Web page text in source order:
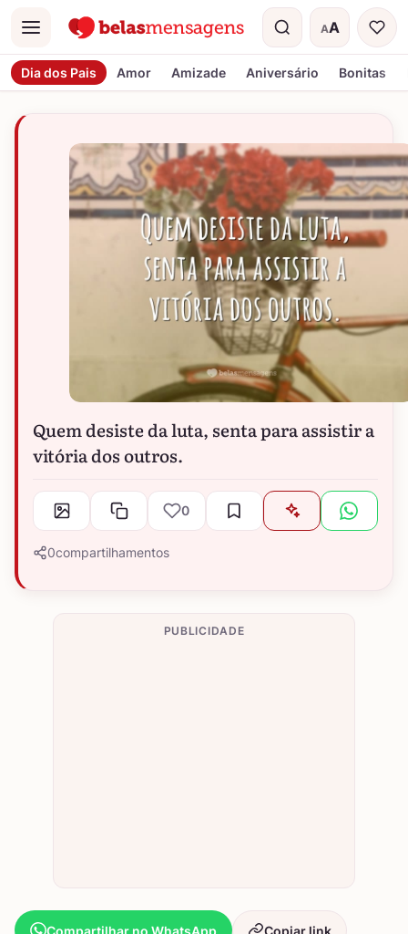
Menu AA
Tamanho do
Dia dos Pais Amor Amizade Aniversário Bonitas
Quem desiste da luta, senta para assistir a
vitória dos outros.
0
0compartilhamentos
PUBLICIDADE
Compartilhar no WhatsApp Copiar link